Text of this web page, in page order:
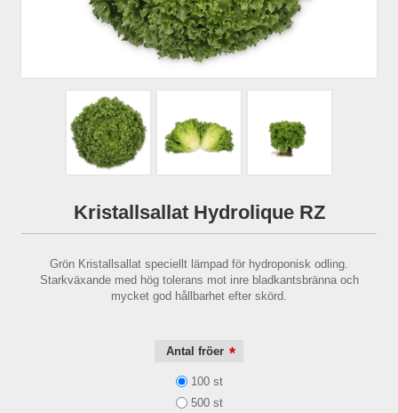
Kristallsallat Hydrolique RZ
Grön Kristallsallat speciellt lämpad för hydroponisk odling.
Starkväxande med hög tolerans mot inre bladkantsbränna och
mycket god hållbarhet efter skörd.
Antal fröer *
100 st
500 st